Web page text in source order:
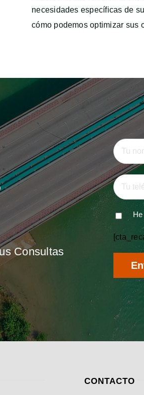
necesidades específicas de
cómo podemos optimizar sus
Consultas
CONTACTO